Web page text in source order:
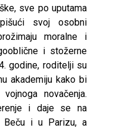
sve po uputama
svoj osobni
moralne i
i stožerne
godine, roditelji su
akademiju kako bi
novačenja.
i daje se na
Beču i u Parizu, a